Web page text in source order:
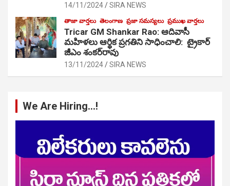
14/11/2024 SIRA NEWS
తాజా వార్తలు తెలంగాణ ప్రజా సమస్యలు ప్రముఖ వార్తలు
Tricar GM Shankar Rao: ఆదివాసీ
మహిళలు ఆర్థిక ప్రగతిని సాధించాలి: ట్రైకార్
జీఎం శంకర్‌రావు
13/11/2024 SIRA NEWS
We Are Hiring…!